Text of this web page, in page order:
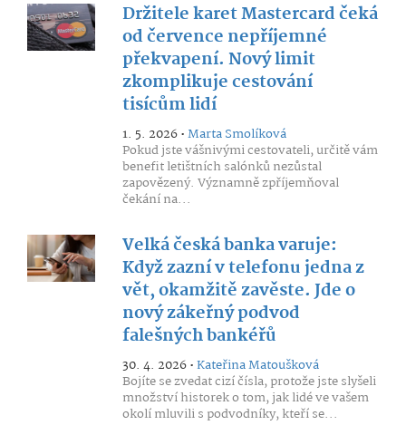
Držitele karet Mastercard čeká
od července nepříjemné
překvapení. Nový limit
zkomplikuje cestování
tisícům lidí
1. 5. 2026 •Marta Smolíková
Pokud jste vášnivými cestovateli, určitě vám
benefit letištních salónků nezůstal
zapovězený. Významně zpříjemňoval
čekání na...
Velká česká banka varuje:
Když zazní v telefonu jedna z
vět, okamžitě zavěste. Jde o
nový zákeřný podvod
falešných bankéřů
30. 4. 2026 •Kateřina Matoušková
Bojíte se zvedat cizí čísla, protože jste slyšeli
množství historek o tom, jak lidé ve vašem
okolí mluvili s podvodníky, kteří se...